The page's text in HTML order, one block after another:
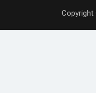
Copyright